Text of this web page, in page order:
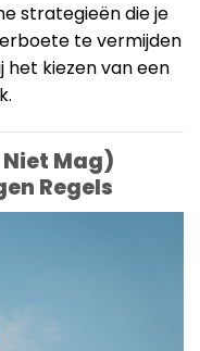
strategieën die je
te vermijden
het kiezen van een
Niet Mag)
Regels